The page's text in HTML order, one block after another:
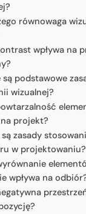
równowaga
wpływa na
są podstawowe
wizualnej?
na projekt?
są zasady
w projektowaniu?
wpływa na